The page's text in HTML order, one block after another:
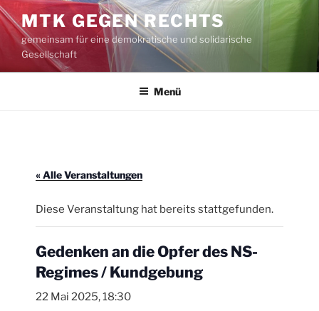
Zum
Inhalt
springen
MTK GEGEN RECHTS
gemeinsam für eine demokratische und solidarische
Gesellschaft
Menü
« Alle Veranstaltungen
Diese Veranstaltung hat bereits stattgefunden.
Gedenken an die Opfer des NS-
Regimes / Kundgebung
22 Mai 2025, 18:30